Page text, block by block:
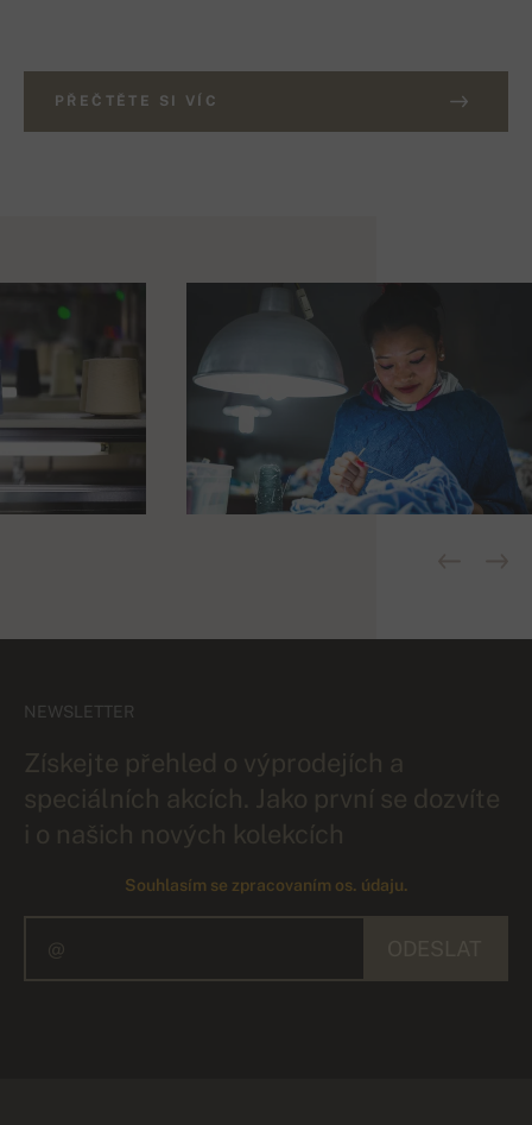
PŘEČTĚTE SI VÍC
NEWSLETTER
Získejte přehled o výprodejích a
speciálních akcích. Jako první se dozvíte
i o našich nových kolekcích
Souhlasím se zpracovaním os. údaju.